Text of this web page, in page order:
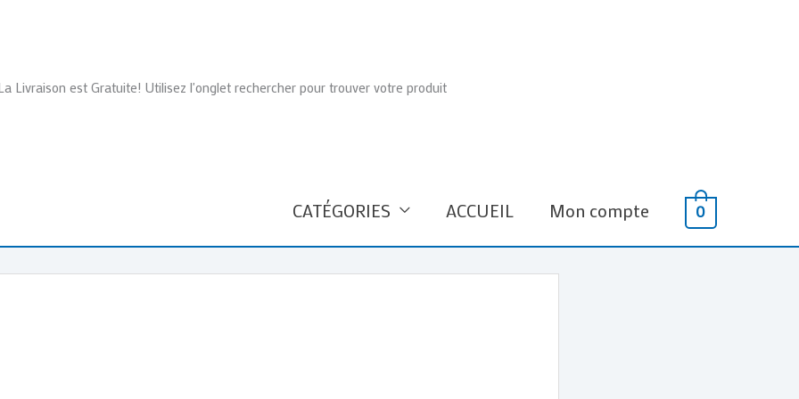
Livraison est Gratuite! Utilisez l'onglet rechercher pour trouver votre produit
CATÉGORIES ACCUEIL Mon compte 0